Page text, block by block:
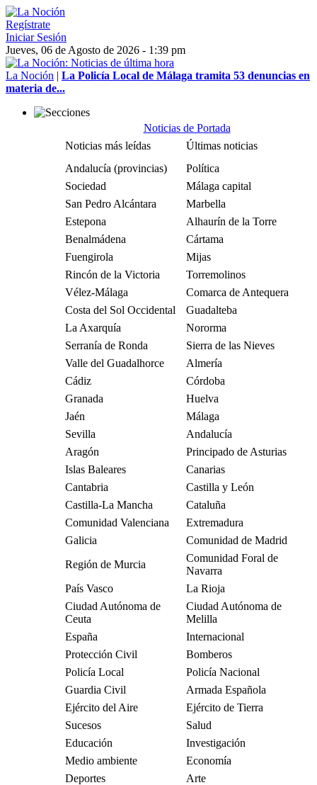
Regístrate
Iniciar Sesión
Jueves, 06 de Agosto de 2026 - 1:39 pm
La Noción | La Policía Local de Málaga tramita 53 denuncias en
materia de...
Noticias de Portada
Noticias más leídas
Últimas noticias
Andalucía (provincias)
Política
Sociedad
Málaga capital
San Pedro Alcántara
Marbella
Estepona
Alhaurín de la Torre
Benalmádena
Cártama
Fuengirola
Mijas
Rincón de la Victoria
Torremolinos
Vélez-Málaga
Comarca de Antequera
Costa del Sol Occidental
Guadalteba
La Axarquía
Nororma
Serranía de Ronda
Sierra de las Nieves
Valle del Guadalhorce
Almería
Cádiz
Córdoba
Granada
Huelva
Jaén
Málaga
Sevilla
Andalucía
Aragón
Principado de Asturias
Islas Baleares
Canarias
Cantabria
Castilla y León
Castilla-La Mancha
Cataluña
Comunidad Valenciana
Extremadura
Galicia
Comunidad de Madrid
Región de Murcia
Comunidad Foral de
Navarra
País Vasco
La Rioja
Ciudad Autónoma de
Ceuta
Ciudad Autónoma de
Melilla
España
Internacional
Protección Civil
Bomberos
Policía Local
Policía Nacional
Guardia Civil
Armada Española
Ejército del Aire
Ejército de Tierra
Sucesos
Salud
Educación
Investigación
Medio ambiente
Economía
Deportes
Arte